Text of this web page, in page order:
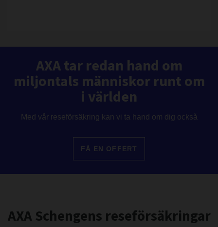
AXA tar redan hand om
miljontals människor runt om
i världen
Med vår reseförsäkring kan vi ta hand om dig också
FÅ EN OFFERT
AXA Schengens reseförsäkringar